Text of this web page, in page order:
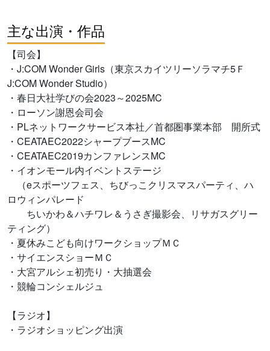
主な出演・作品
【司会】
・J:COM Wonder Girls（東京スカイツリーソラマチ5Ｆ
J:COM Wonder Studio）
・春日大社学びの会2023～2025MC
・ローソン謝恩会司会
・PLネットワークサービス本社／首都圏事業本部 開所式
・CEATAEC2022シャープブースMC
・CEATAEC2019カンファレンスMC
・イオンモール内イベントステージ
（eスポーツフェス、ちびっこクリスマスパーティ、ハ
ロウィンパレード
ちいかわ＆ハチワレ＆うさぎ撮影会、リサガスグリー
ティング）
・夏休みこども向けワークショップＭＣ
・サイエンスショーＭＣ
・大宮アルシェ初売り・大抽選会
・競輪コンシェルジュ
【ラジオ】
・ラジオショッピング出演